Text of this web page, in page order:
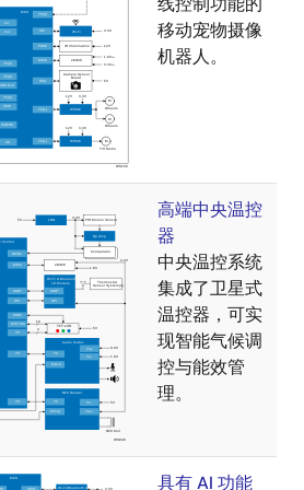
移动宠物摄像
机器人。
高端中央温控
器
中央温控系统
集成了卫星式
温控器，可实
现智能气候调
控与能效管
理。
具有 AI 功能